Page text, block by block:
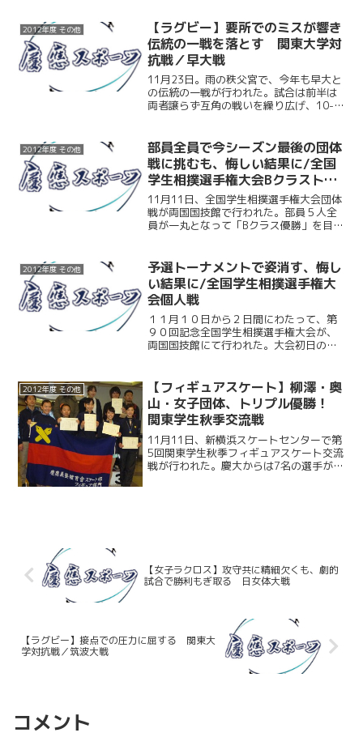
～9日・宇都宮）前の最後の大会となっ
た。両者とも1ヶ月前に...
2012年度 その他
【ラグビー】要所でのミスが響き
伝統の一戦を落とす 関東大学対
抗戦／早大戦
11月23日。雨の秩父宮で、今年も早大と
の伝統の一戦が行われた。試合は前半は
両者譲らず互角の戦いを繰り広げ、10-
ことで、何度か巡ってきたチャンスをも
のにできない。結...
2012年度 その他
部員全員で今シーズン最後の団体
戦に挑むも、悔しい結果に/全国
学生相撲選手権大会Bクラストー
ナメント
11月11日、全国学生相撲選手権大会団体
戦が両国国技館で行われた。部員５人全
員が一丸となって「Bクラス優勝」を目指
し続く２回戦。相手は夏の大会で勝った
早大。勝てない相手...
2012年度 その他
予選トーナメントで姿消す、悔し
い結果に/全国学生相撲選手権大
会個人戦
１１月１０日から２日間にわたって、第
９０回記念全国学生相撲選手権大会が、
両国国技館にて行われた。大会初日の個
の２回戦で、他の４選手は初戦で敗退
と、芳しいものとはならなか...
2012年度 その他
【フィギュアスケート】柳澤・奥
山・女子団体、トリプル優勝！
関東学生秋季交流戦
11月11日、新横浜スケートセンターで第
5回関東学生秋季フィギュアスケート交流
戦が行われた。慶大からは7名の選手が出
【女子ラクロス】攻守共に精細欠くも、劇的
試合で勝利もぎ取る 日女体大戦
【ラグビー】接点での圧力に屈する 関東大
学対抗戦／筑波大戦
コメント